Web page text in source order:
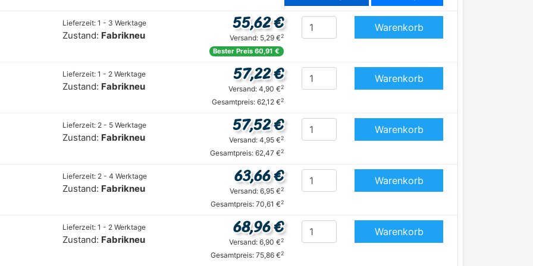
Lieferzeit: 1 - 3 Werktage
Zustand: Fabrikneu
55,62 €
Versand: 5,29 €2
Bester Preis 60,91 €
Warenkorb
Lieferzeit: 1 - 2 Werktage
Zustand: Fabrikneu
57,22 €
Versand: 4,90 €2
Gesamtpreis: 62,12 €2
Warenkorb
Lieferzeit: 2 - 5 Werktage
Zustand: Fabrikneu
57,52 €
Versand: 4,95 €2
Gesamtpreis: 62,47 €2
Warenkorb
Lieferzeit: 2 - 4 Werktage
Zustand: Fabrikneu
63,66 €
Versand: 6,95 €2
Gesamtpreis: 70,61 €2
Warenkorb
Lieferzeit: 1 - 2 Werktage
Zustand: Fabrikneu
68,96 €
Versand: 6,90 €2
Gesamtpreis: 75,86 €2
Warenkorb